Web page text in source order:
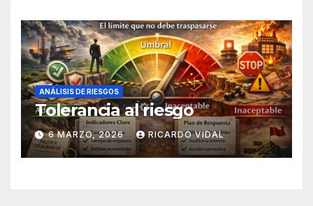
ANÁLISIS DE RIESGOS
Tolerancia al riesgo
6 MARZO, 2026 RICARDO VIDAL